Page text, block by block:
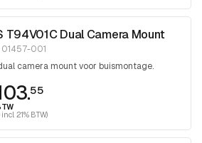
T94V01C Dual Camera Mount
001
camera mount voor buismontage.
55
incl. 21% BTW)